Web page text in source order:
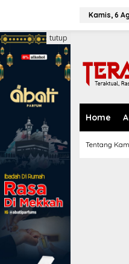
a
t
i
k
e
Kamis, 6
Home
Tentang
tutup